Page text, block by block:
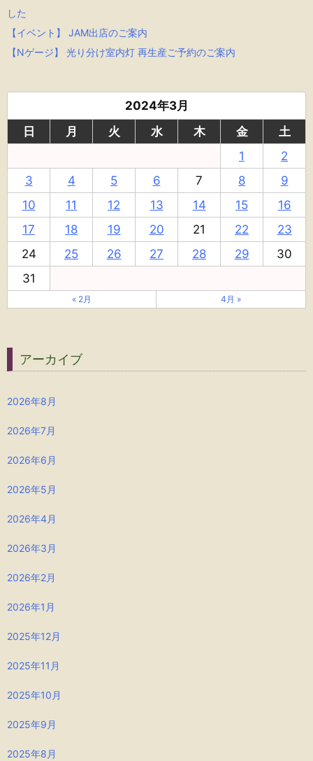
した
【イベント】 JAM出店のご案内
【Nゲージ】 光り分け室内灯 再生産ご予約のご案内
2024年3月
日
月 火 水 木 金
土
1
2
3
4 5 6 7 8
9
10
11 12 13 14 15
16
17
18 19 20 21 22
23
24
25 26 27 28 29
30
31
« 2月 4月 »
アーカイブ
2026年8月
2026年7月
2026年6月
2026年5月
2026年4月
2026年3月
2026年2月
2026年1月
2025年12月
2025年11月
2025年10月
2025年9月
2025年8月